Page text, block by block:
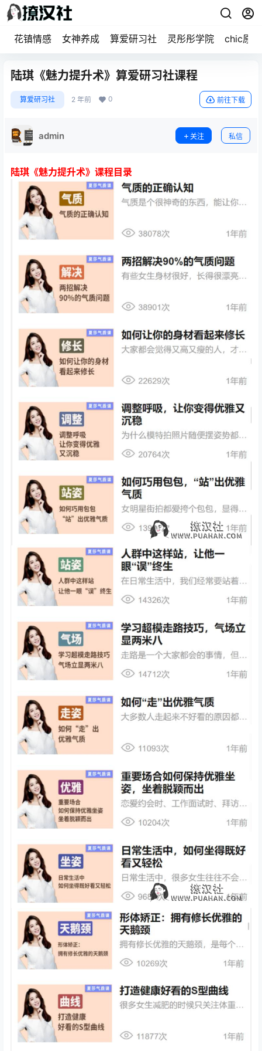
花镇情感 女神养成 算爱研习社 灵彤彤学院 chic原醉
陆琪《魅力提升术》算爱研习社课程
算爱研习社 2 年前 0 前往下载
admin 关注 私信
陆琪《魅力提升术》课程目录